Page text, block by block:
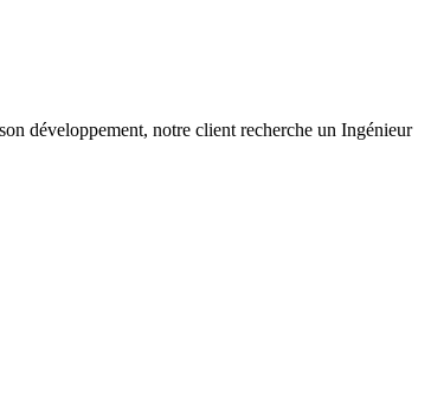
développement, notre client recherche un Ingénieur